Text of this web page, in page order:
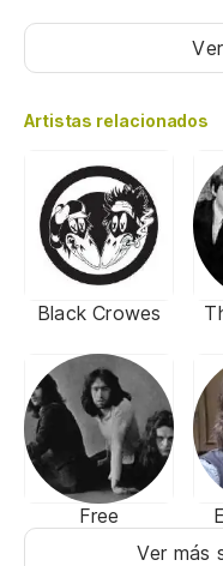
Artistas relacionados
Black Crowes
Free
Ver más